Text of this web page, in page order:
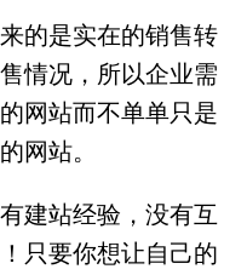
的是实在的销售转
情况，所以企业需
网站而不单单只是
网站。
建站经验，没有互
只要你想让自己的